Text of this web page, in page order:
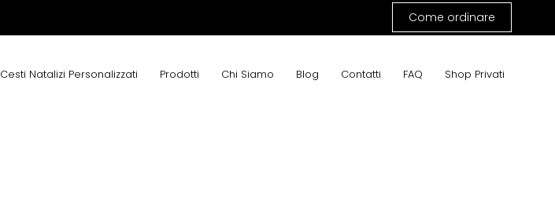
Come ordinare
Cesti Natalizi Personalizzati Prodotti Chi Siamo Blog Contatti FAQ Shop Privati